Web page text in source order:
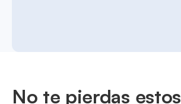
No te pierdas estos